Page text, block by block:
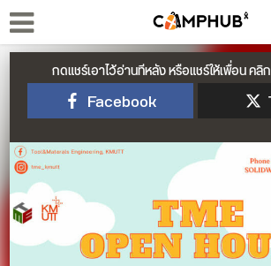
กดแชร์เอาไว้อ่านทีหลัง หรือแชร์ให้เพื่อน คลิ
Facebook